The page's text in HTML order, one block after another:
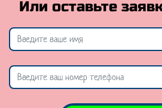
Или оставьте